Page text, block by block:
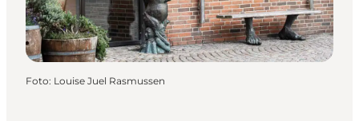
Foto: Louise Juel Rasmussen